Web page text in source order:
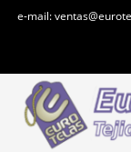
e-mail: